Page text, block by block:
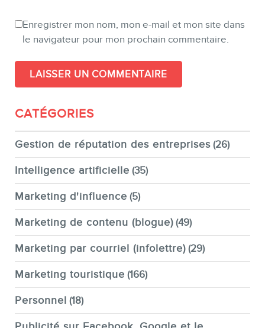
Enregistrer mon nom, mon e-mail et mon site dans
le navigateur pour mon prochain commentaire.
CATÉGORIES
Gestion de réputation des entreprises (26)
Intelligence artificielle (35)
Marketing d'influence (5)
Marketing de contenu (blogue) (49)
Marketing par courriel (infolettre) (29)
Marketing touristique (166)
Personnel (18)